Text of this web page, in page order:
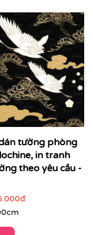
cùng bạn kiến
hứng và gu
đề
tường phòng
in tranh
theo yêu cầu -